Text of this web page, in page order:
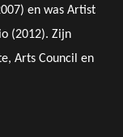
en was Artist
(2012). Zijn
Arts Council en